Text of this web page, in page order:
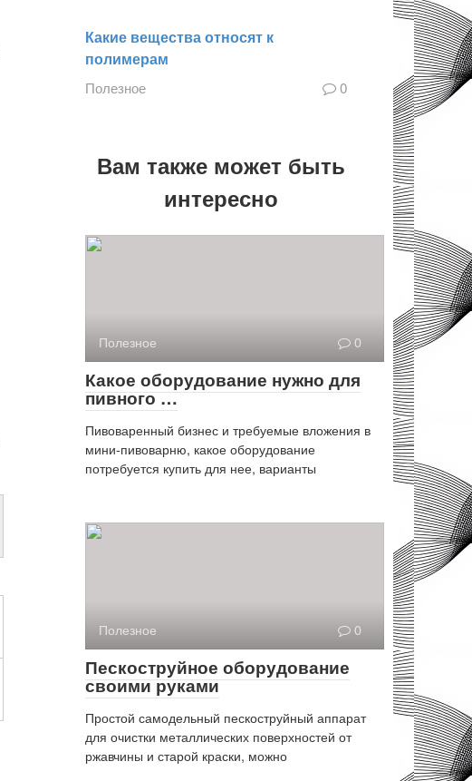
Какие вещества относят к
полимерам
Полезное 0
Вам также может быть
интересно
Полезное 0
Какое оборудование нужно для
пивного …
Пивоваренный бизнес и требуемые вложения в
мини-пивоварню, какое оборудование
потребуется купить для нее, варианты
Полезное 0
Пескоструйное оборудование
своими руками
Простой самодельный пескоструйный аппарат
для очистки металлических поверхностей от
ржавчины и старой краски, можно